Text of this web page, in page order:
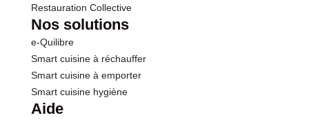
Restauration Collective
Nos solutions
e-Quilibre
Smart cuisine à réchauffer
Smart cuisine à emporter
Smart cuisine hygiène
Aide